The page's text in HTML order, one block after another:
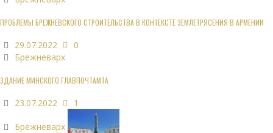
ПРОБЛЕМЫ БРЕЖНЕВСКОГО СТРОИТЕЛЬСТВА В КОНТЕКСТЕ ЗЕМЛЕТРЯСЕНИЯ В АРМЕНИИ
29.07.2022
0
Брежневарх
ЗДАНИЕ МИНСКОГО ГЛАВПОЧТАМТА
23.07.2022 1
Брежневарх